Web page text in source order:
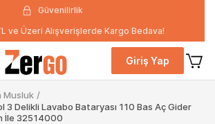
Güvenilirlik
ve Üzeri Alışverişlerde Kargo Bedava!
Giriş Yap
Musluk /
Delikli Lavabo Bataryası 110 Bas Aç Gider
İle 32514000